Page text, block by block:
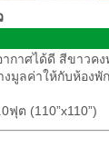
กาศได้ดี สีขาวค
มูลค่าให้กับห้องพัก
ฟุต (110”x110”)